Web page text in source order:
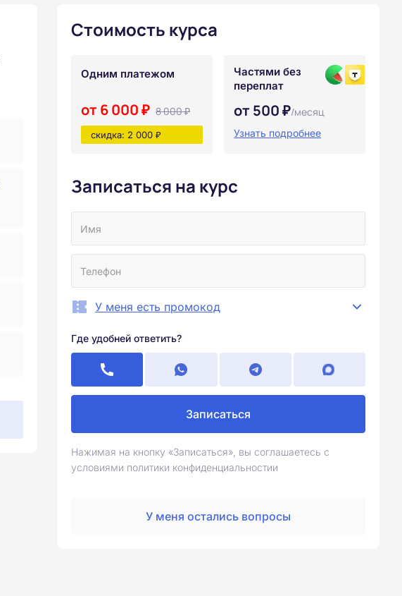
Стоимость курса
Одним платежом
от 6 000 ₽ 8 000 ₽
скидка: 2 000 ₽
Частями без
переплат
от 500 ₽/месяц
Узнать подробнее
Записаться на курс
У меня есть промокод
Где удобней ответить?
Записаться
Нажимая на кнопку «Записаться», вы соглашаетесь с
условиями политики конфиденциальностии
У меня остались вопросы